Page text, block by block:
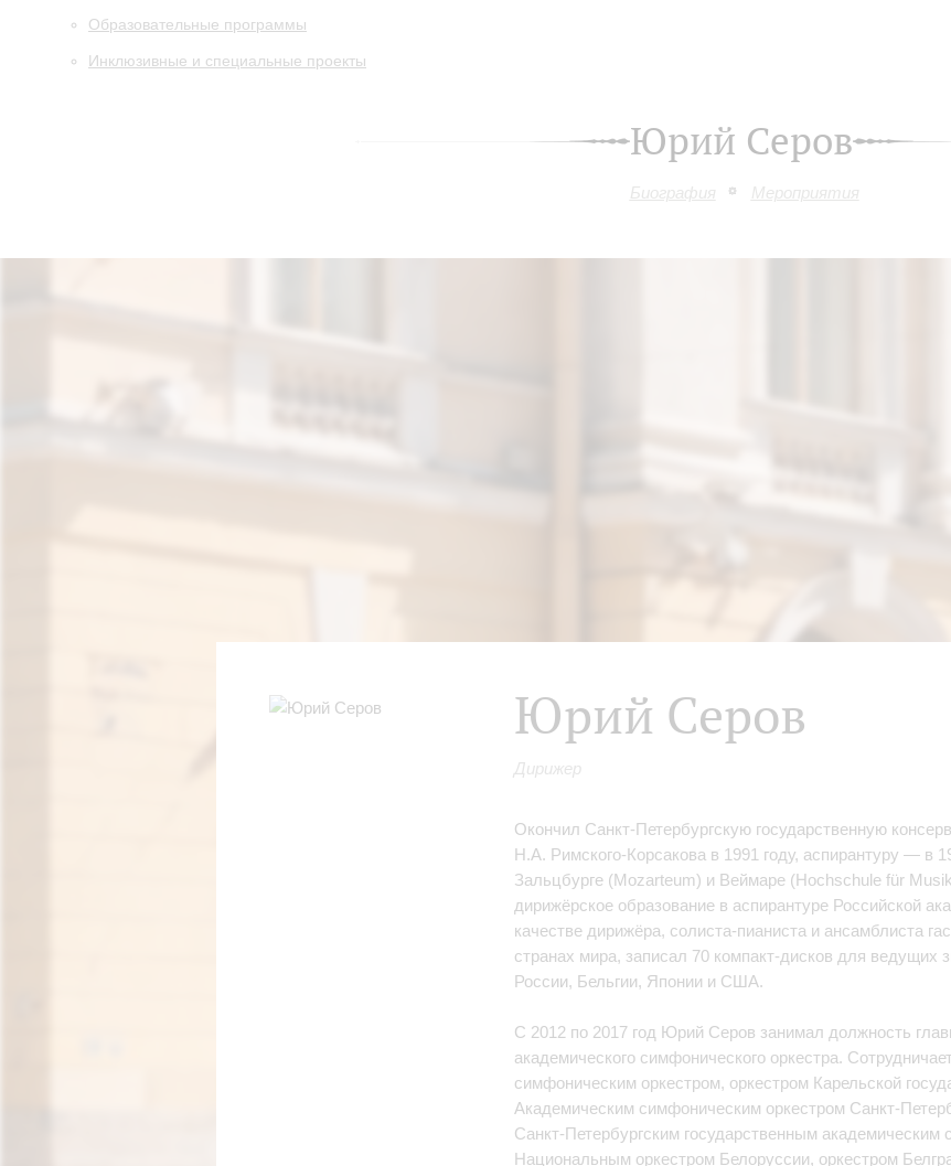
Образовательные программы
Инклюзивные и специальные проекты
Юрий Серов
Биография Мероприятия
Юрий Серов
Дирижер
Окончил Санкт‑Петербургскую государственную
Н.А. Римского‑Корсакова в 1991 году, аспирантуру — в
Зальцбурге (Mozarteum) и Веймаре (Hochschule für
дирижёрское образование в аспирантуре Российской
качестве дирижёра, солиста‑пианиста и ансамблиста
странах мира, записал 70 компакт‑дисков для ведущих
России, Бельгии, Японии и США.
С 2012 по 2017 год Юрий Серов занимал должность
академического симфонического оркестра.
симфоническим оркестром, оркестром Карельской
Академическим симфоническим оркестром
Санкт‑Петербургским государственным
Национальным оркестром Белоруссии, оркестром